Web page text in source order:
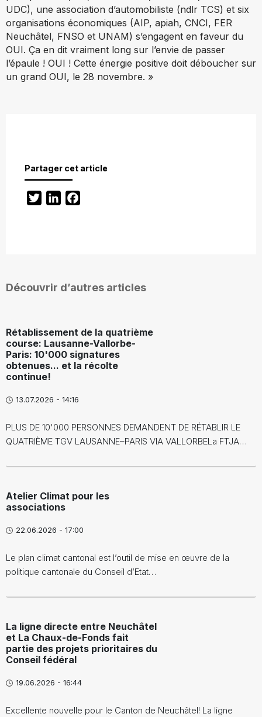
UDC), une association d’automobiliste (ndlr TCS) et six
organisations économiques (AIP, apiah, CNCI, FER
Neuchâtel, FNSO et UNAM) s’engagent en faveur du
OUI. Ça en dit vraiment long sur l’envie de passer
l’épaule ! OUI ! Cette énergie positive doit déboucher sur
un grand OUI, le 28 novembre. »
Partager cet article
TwitterLinkedIn
Découvrir d’autres articles
Rétablissement de la quatrième
course: Lausanne-Vallorbe-
Paris: 10'000 signatures
obtenues... et la récolte
continue!
13.07.2026 - 14:16
PLUS DE 10'000 PERSONNES DEMANDENT DE RÉTABLIR LE
QUATRIÈME TGV LAUSANNE–PARIS VIA VALLORBELa FTJA…
Atelier Climat pour les
associations
22.06.2026 - 17:00
Le plan climat cantonal est l’outil de mise en œuvre de la
politique cantonale du Conseil d’Etat…
La ligne directe entre Neuchâtel
et La Chaux-de-Fonds fait
partie des projets prioritaires du
Conseil fédéral
19.06.2026 - 16:44
Excellente nouvelle pour le Canton de Neuchâtel! La ligne